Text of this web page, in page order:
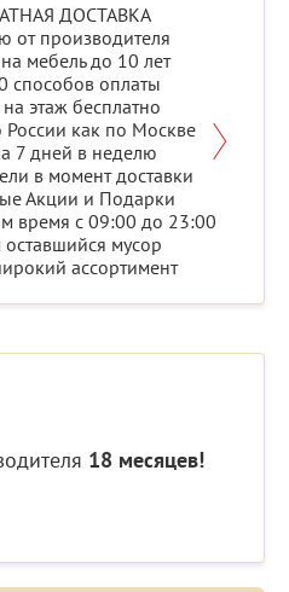
ДОСТАВКА
от производителя
мебель до 10 лет
способов оплаты
этаж бесплатно
России как по Москве
7 дней в неделю
в момент доставки
Акции и Подарки
время с 09:00 до 23:00
мусор
ассортимент
18 месяцев!